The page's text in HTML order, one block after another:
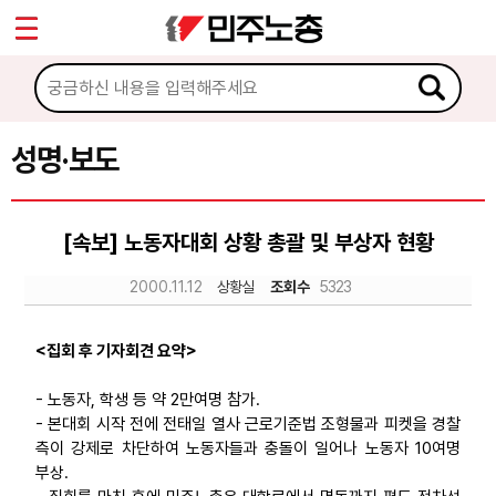
성명·보도
[속보] 노동자대회 상황 총괄 및 부상자 현황
2000.11.12 상황실 조회수 5323
<집회 후 기자회견 요약>
- 노동자, 학생 등 약 2만여명 참가.
- 본대회 시작 전에 전태일 열사 근로기준법 조형물과 피켓을 경찰
측이 강제로 차단하여 노동자들과 충돌이 일어나 노동자 10여명
부상.
마이페이지
소개
소식
공지사항
성명·보도
노동상담
자료
부설기관
Sketchbook5, 스케치북5
Sketchbook5, 스케치북5